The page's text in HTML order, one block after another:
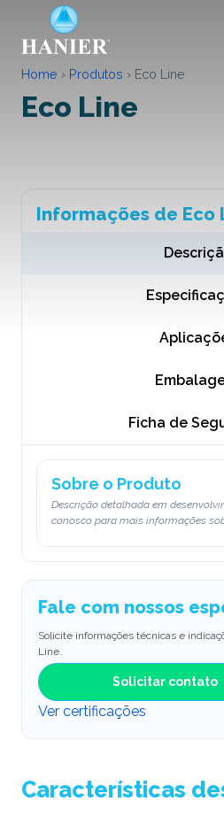
Home › Produtos › Eco Line
Eco Line
Informações de Eco
Ficha de
Sobre o Produto
Descrição detalhada em
conosco para mais informações
Fale com nossos
Solicite informações técnicas e
Line.
Solicitar contato
Ver certificações
Características